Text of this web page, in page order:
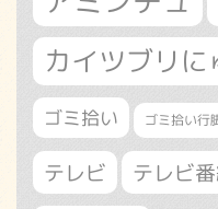
カイツブリに
ゴミ拾い ゴミ拾い行
テレビ テレビ